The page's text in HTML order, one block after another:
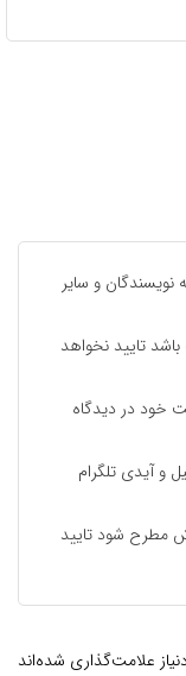
و سایر
تایید نخواهد
خود در دیدگاه
و آیدی تلگرام
مطرح شود تایید
علامت‌گذاری شده‌اند